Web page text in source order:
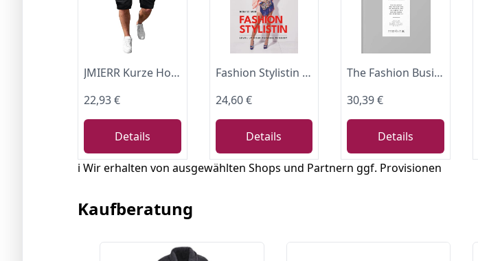
JMIERR Kurze Hosen Herren Baumwolle Cargo Shorts Herren Sommer Freizeithose mit Taschen Schwarz XL
22,93 €
Details
Fashion Stylistin – Level up your Fashion Mindset
24,60 €
Details
The Fashion Business Manual: An Illustrated Guide to Building a Fashion Brand
30,39 €
Details
ℹ️ Wir erhalten von ausgewählten Shops und Partnern ggf. Provisionen
Kaufberatung